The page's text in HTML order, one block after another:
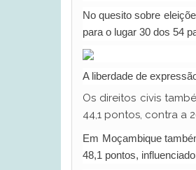
No quesito sobre
para o lugar 30 dos 54
A liberdade de
Os direitos civis
44,1 pontos, contra a
Em Moçambique
48,1 pontos,